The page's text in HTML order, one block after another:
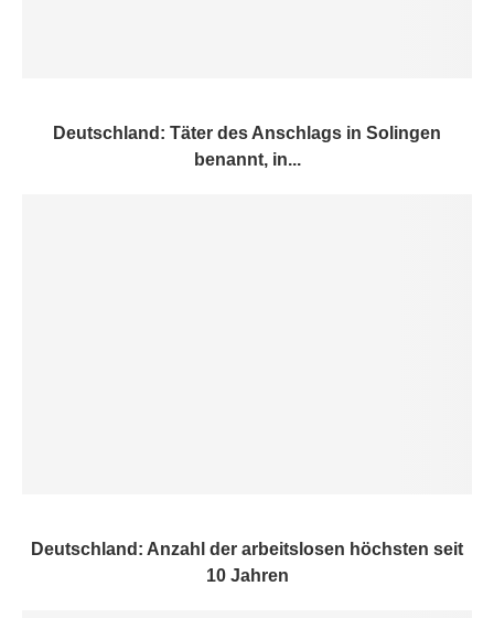
Deutschland: Täter des Anschlags in Solingen
benannt, in...
Deutschland: Anzahl der arbeitslosen höchsten seit
10 Jahren